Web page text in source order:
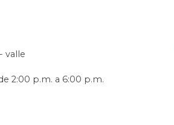
valle
2:00 p.m. a 6:00 p.m.